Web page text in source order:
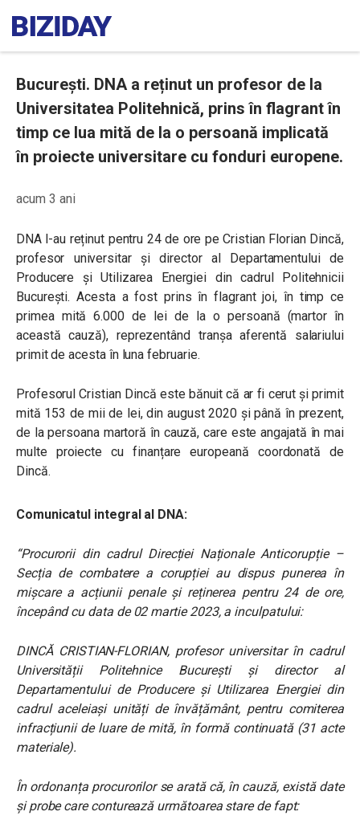
București. DNA a reținut un profesor de la
Universitatea Politehnică, prins în flagrant în
timp ce lua mită de la o persoană implicată
în proiecte universitare cu fonduri europene.
acum 3 ani
DNA l-au reținut pentru 24 de ore pe Cristian Florian Dincă,
profesor universitar și director al Departamentului de
Producere și Utilizarea Energiei din cadrul Politehnicii
București. Acesta a fost prins în flagrant joi, în timp ce
primea mită 6.000 de lei de la o persoană (martor în
această cauză), reprezentând tranșa aferentă salariului
primit de acesta în luna februarie.
Profesorul Cristian Dincă este bănuit că ar fi cerut și primit
mită 153 de mii de lei, din august 2020 și până în prezent,
de la persoana martoră în cauză, care este angajată în mai
multe proiecte cu finanțare europeană coordonată de
Dincă.
Comunicatul integral al DNA:
“Procurorii din cadrul Direcției Naționale Anticorupție –
Secția de combatere a corupției au dispus punerea în
mișcare a acțiunii penale și reținerea pentru 24 de ore,
începând cu data de 02 martie 2023, a inculpatului:
DINCĂ CRISTIAN-FLORIAN, profesor universitar în cadrul
Universității Politehnice București și director al
Departamentului de Producere și Utilizarea Energiei din
cadrul aceleiași unități de învățământ, pentru comiterea
infracțiunii de luare de mită, în formă continuată (31 acte
materiale).
În ordonanța procurorilor se arată că, în cauză, există date
și probe care conturează următoarea stare de fapt: